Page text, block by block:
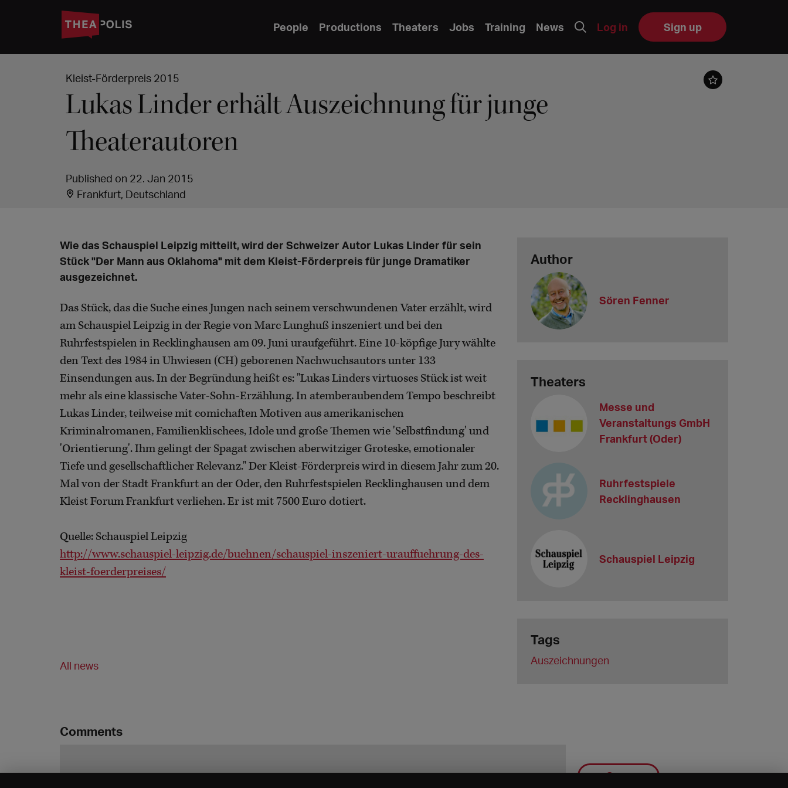
People Productions Theaters Jobs Training News Log in Sign up
Kleist-Förderpreis 2015
Lukas Linder erhält Auszeichnung für junge
Theaterautoren
Published on 22. Jan 2015
Frankfurt, Deutschland
Wie das Schauspiel Leipzig mitteilt, wird der Schweizer Autor Lukas Linder für sein
Stück "Der Mann aus Oklahoma" mit dem Kleist-Förderpreis für junge Dramatiker
ausgezeichnet.
Das Stück, das die Suche eines Jungen nach seinem verschwundenen Vater erzählt, wird
am Schauspiel Leipzig in der Regie von Marc Lunghuß inszeniert und bei den
Ruhrfestspielen in Recklinghausen am 09. Juni uraufgeführt. Eine 10-köpfige Jury wählte
den Text des 1984 in Uhwiesen (CH) geborenen Nachwuchsautors unter 133
Einsendungen aus. In der Begründung heißt es: "Lukas Linders virtuoses Stück ist weit
mehr als eine klassische Vater-Sohn-Erzählung. In atemberaubendem Tempo beschreibt
Lukas Linder, teilweise mit comichaften Motiven aus amerikanischen
Kriminalromanen, Familienklischees, Idole und große Themen wie 'Selbstfindung' und
'Orientierung'. Ihm gelingt der Spagat zwischen aberwitziger Groteske, emotionaler
Tiefe und gesellschaftlicher Relevanz." Der Kleist-Förderpreis wird in diesem Jahr zum 20.
Mal von der Stadt Frankfurt an der Oder, den Ruhrfestspielen Recklinghausen und dem
Kleist Forum Frankfurt verliehen. Er ist mit 7500 Euro dotiert.
Quelle: Schauspiel Leipzig
http://www.schauspiel-leipzig.de/buehnen/schauspiel-inszeniert-urauffuehrung-des-
kleist-foerderpreises/
All news
Author
Sören Fenner
Theaters
Messe und
Veranstaltungs GmbH
Frankfurt (Oder)
Ruhrfestspiele
Recklinghausen
Schauspiel Leipzig
Tags
Auszeichnungen
Comments
Save